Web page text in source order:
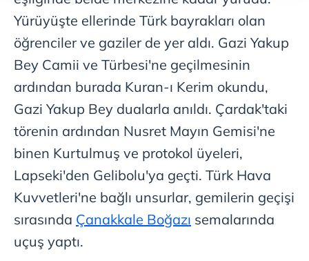
takdirde, kullanıcılara hedefli reklamlar
gösterilmeyecektir."
Sizlere daha iyi bir hizmet sunabilmek için İnternet
Sitemizde kendimize ve üçüncü kişilere ait çerezler
kullanılmaktadır. Bu çerezler vasıtasıyla çeşitli kişisel
verileriniz işlenmekte olup gerekli olan çerezler bilgi
toplumu hizmetlerinin sunulması amacıyla
kullanılmaktadır. Diğer çerezler, sitemizin daha işlevsel
kılınması ve kişiselleştirilmesi ve sizlere yönelik
reklam/pazarlama faaliyetlerinin yapılması, amaçlarıyla
sınırlı olarak açık rızanız dahilinde kullanılacaktır.
Çerezlere ilişkin tercihlerinizi aşağıda yer alan panel
vasıtasıyla belirleyebilirsiniz. Çerezlere ilişkin detaylı bilgi
için Ayarlar butonuna tıklayabilir,
Yürüyüşte ellerinde Türk bayrakları olan
öğrenciler ve gaziler de yer aldı. Gazi Yakup
Bey Camii ve Türbesi'ne geçilmesinin
ardından burada Kuran-ı Kerim okundu,
Gazi Yakup Bey dualarla anıldı. Çardak'taki
törenin ardından Nusret Mayın Gemisi'ne
binen Kurtulmuş ve protokol üyeleri,
Lapseki'den Gelibolu'ya geçti. Türk Hava
Kuvvetleri'ne bağlı unsurlar, gemilerin geçişi
sırasında Çanakkale Boğazı semalarında
uçuş yaptı.